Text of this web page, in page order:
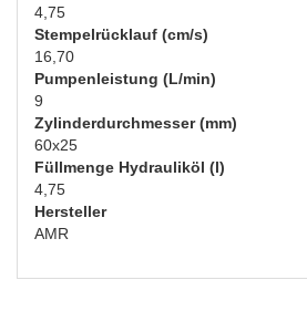
4,75
Stempelrücklauf (cm/s)
16,70
Pumpenleistung (L/min)
9
Zylinderdurchmesser (mm)
60x25
Füllmenge Hydrauliköl (l)
4,75
Hersteller
AMR